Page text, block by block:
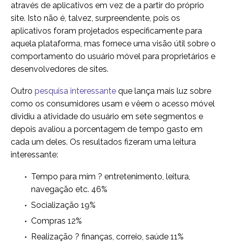
através de aplicativos em vez de a partir do próprio
site. Isto não é, talvez, surpreendente, pois os
aplicativos foram projetados especificamente para
aquela plataforma, mas fornece uma visão útil sobre o
comportamento do usuário móvel para proprietários e
desenvolvedores de sites.
Outro pesquisa interessante que lança mais luz sobre
como os consumidores usam e vêem o acesso móvel
dividiu a atividade do usuário em sete segmentos e
depois avaliou a porcentagem de tempo gasto em
cada um deles. Os resultados fizeram uma leitura
interessante:
Tempo para mim ? entretenimento, leitura,
navegação etc. 46%
Socialização 19%
Compras 12%
Realização ? finanças, correio, saúde 11%